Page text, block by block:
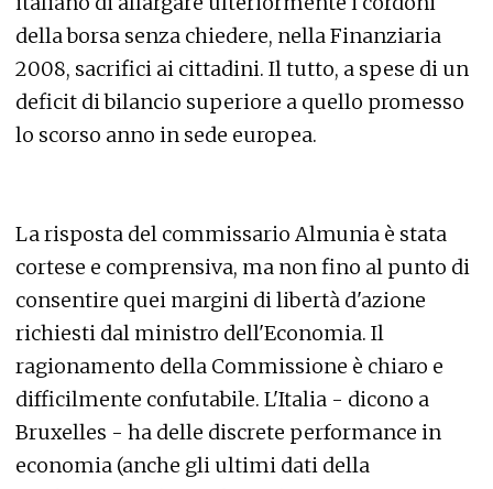
della borsa senza chiedere, nella Finanziaria
2008, sacrifici ai cittadini. Il tutto, a spese di un
deficit di bilancio superiore a quello promesso
lo scorso anno in sede europea.
La risposta del commissario Almunia è stata
cortese e comprensiva, ma non fino al punto di
consentire quei margini di libertà d'azione
richiesti dal ministro dell'Economia. Il
ragionamento della Commissione è chiaro e
difficilmente confutabile. L'Italia - dicono a
Bruxelles - ha delle discrete performance in
economia (anche gli ultimi dati della